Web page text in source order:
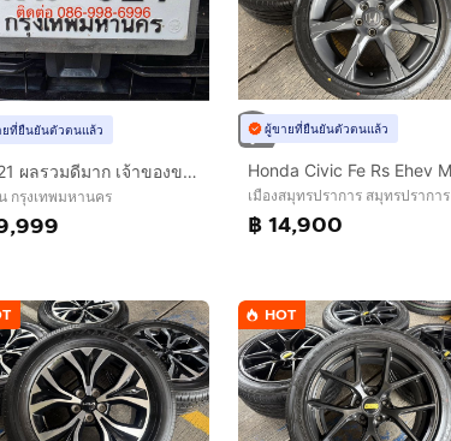
ยที่ยืนยันตัวตนแล้ว
สฉ921 ผลรวมดีมาก เจ้าของขายเอง เลขสวย หายาก
กรุงเทพมหานคร
ผู้ขายที่ยืนยันตัวตนแล้ว
เมืองสมุทรปราการ สมุทรปราการ
฿ 14,900
HOT